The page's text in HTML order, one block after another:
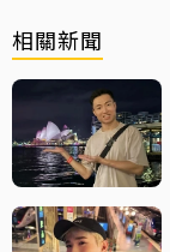
相關新聞